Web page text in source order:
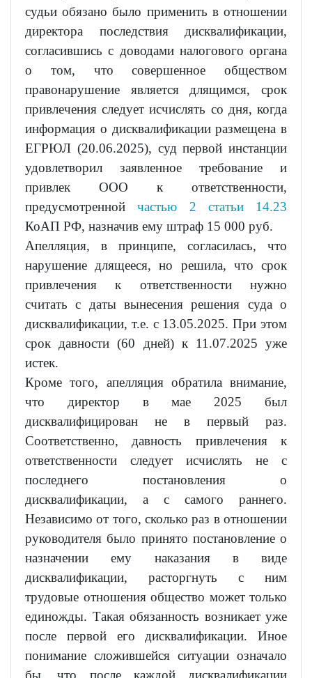
судьи обязано было применить в отношении
директора последствия дисквалификации,
согласившись с доводами налогового органа
о том, что совершенное обществом
правонарушение является длящимся, срок
привлечения следует исчислять со дня, когда
информация о дисквалификации размещена в
ЕГРЮЛ (20.06.2025), суд первой инстанции
удовлетворил заявленное требование и
привлек ООО к ответственности,
предусмотреннойчастью 2 статьи 14.23
КоАП РФ, назначив ему штраф 15 000 руб.
Апелляция, в принципе, согласилась, что
нарушение длящееся, но решила, что срок
привлечения к ответственности нужно
считать с даты вынесения решения суда о
дисквалификации, т.е. с 13.05.2025. При этом
срок давности (60 дней) к 11.07.2025 уже
истек.
Кроме того, апелляция обратила внимание,
что директор в мае 2025 был
дисквалифицирован не в первый раз.
Соответственно, давность привлечения к
ответственности следует исчислять не с
последнего постановления о
дисквалификации, а с самого раннего.
Независимо от того, сколько раз в отношении
руководителя было принято постановление о
назначении ему наказания в виде
дисквалификации, расторгнуть с ним
трудовые отношения общество может только
единожды. Такая обязанность возникает уже
после первой его дисквалификации. Иное
понимание сложившейся ситуации означало
бы, что после каждой дисквалификации